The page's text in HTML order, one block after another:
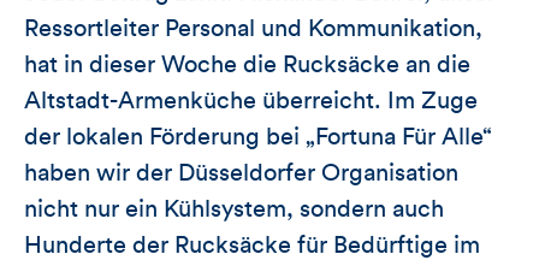
Ressortleiter Personal und Kommunikation,
hat in dieser Woche die Rucksäcke an die
Altstadt-Armenküche überreicht. Im Zuge
der lokalen Förderung bei „Fortuna Für Alle“
haben wir der Düsseldorfer Organisation
nicht nur ein Kühlsystem, sondern auch
Hunderte der Rucksäcke für Bedürftige im